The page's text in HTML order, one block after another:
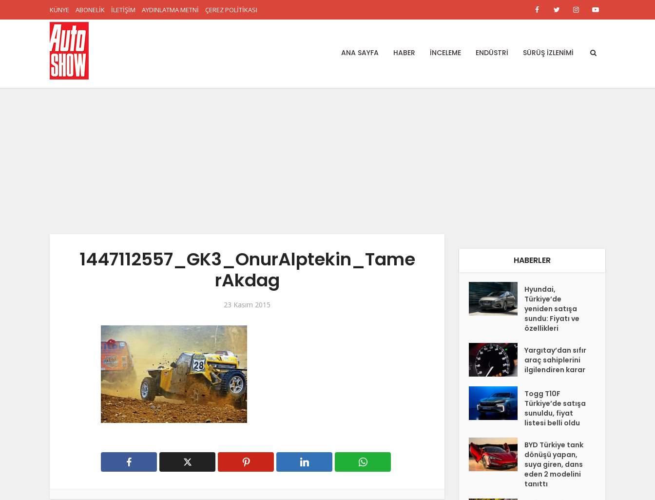
KÜNYE ABONELİK İLETİŞİM AYDINLATMA METNİ ÇEREZ POLİTİKASI
ANA SAYFA HABER İNCELEME ENDÜSTRİ SÜRÜŞ İZLENİMİ
1447112557_GK3_OnurAlptekin_Tame
rAkdag
23 Kasım 2015
HABERLER
Hyundai,
Türkiye’de
yeniden satışa
sundu: Fiyatı ve
özellikleri
Yargıtay’dan sıfır
araç sahiplerini
ilgilendiren karar
Togg T10F
Türkiye’de satışa
sunuldu, fiyat
listesi belli oldu
BYD Türkiye tank
dönüşü yapan,
suya giren, dans
eden 2 modelini
tanıttı